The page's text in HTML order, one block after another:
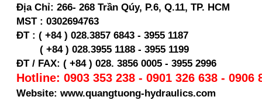
Địa Chỉ: 266- 268 Trần Qúy, P.6, Q.11, TP. HCM
MST : 0302694763
ĐT : ( +84 ) 028.3857 6843 - 3955 1187
( +84 ) 028.3955 1188 - 3955 1199
ĐT / FAX: ( +84 ) 028. 3856 0005 - 3955 2996
Hotline: 0903 353 238 - 0901 326 638 - 0906
Website: www.quangtuong-hydraulics.com